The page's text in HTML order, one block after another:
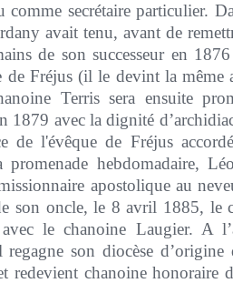
secrétaire particulier.
avait tenu, avant de
de son successeur en
de Fréjus (il le devint la même
Terris sera ensuite
1879 avec la dignité
de l'évêque de Fréjus
promenade hebdomadaire,
apostolique au
son oncle, le 8 avril 1885, le
le chanoine Laugier. A
regagne son diocèse
redevient chanoine honoraire